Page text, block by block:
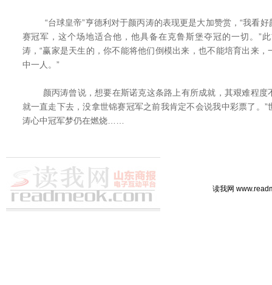
“台球皇帝”亨德利对于颜丙涛的表现更是大加赞赏，“我看好
赛冠军，这个场地适合他，他具备在克鲁斯堡夺冠的一切。”
涛，“赢家是天生的，你不能将他们倒模出来，也不能培育出来
中一人。”
颜丙涛曾说，想要在斯诺克这条路上有所成就，其艰难程度
就一直走下去，没拿世锦赛冠军之前我肯定不会说我中彩票了。
涛心中冠军梦仍在燃烧……
读我网